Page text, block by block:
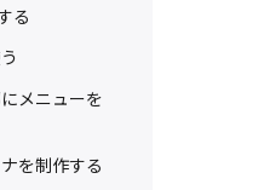
る
メニューを
を制作する